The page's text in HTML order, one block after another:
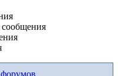
сообщения